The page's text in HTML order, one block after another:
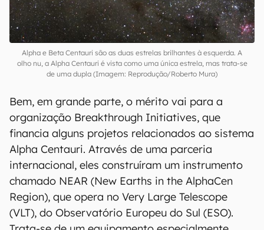
Alpha e Beta Centauri são as duas estrelas brilhantes à esquerda. A
olho nu, a Alpha Centauri é vista como uma única estrela, mas trata-se
de uma dupla (Imagem: Reprodução/Roberto Mura)
Bem, em grande parte, o mérito vai para a
organização Breakthrough Initiatives, que
financia alguns projetos relacionados ao sistema
Alpha Centauri. Através de uma parceria
internacional, eles construíram um instrumento
chamado NEAR (New Earths in the AlphaCen
Region), que opera no Very Large Telescope
(VLT), do Observatório Europeu do Sul (ESO).